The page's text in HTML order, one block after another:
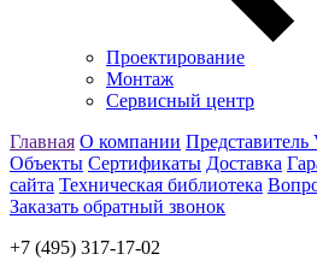
Проектирование
Монтаж
Сервисный центр
Главная О компании
Объекты Сертификаты Доставка
сайта Техническая библиотека
Заказать обратный звонок
+7 (495) 317-17-02